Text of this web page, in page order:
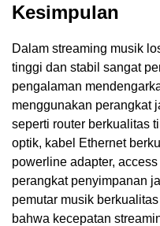
Kesimpulan
Dalam streaming musik
tinggi dan stabil sangat
pengalaman
menggunakan perangkat
seperti router berkualitas
optik, kabel Ethernet
powerline adapter,
perangkat penyimpanan
pemutar musik
bahwa kecepatan